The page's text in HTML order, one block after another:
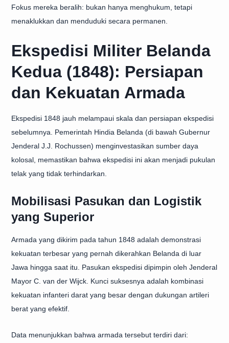
Fokus mereka beralih: bukan hanya menghukum, tetapi
menaklukkan dan menduduki secara permanen.
Ekspedisi Militer Belanda
Kedua (1848): Persiapan
dan Kekuatan Armada
Ekspedisi 1848 jauh melampaui skala dan persiapan ekspedisi
sebelumnya. Pemerintah Hindia Belanda (di bawah Gubernur
Jenderal J.J. Rochussen) menginvestasikan sumber daya
kolosal, memastikan bahwa ekspedisi ini akan menjadi pukulan
telak yang tidak terhindarkan.
Mobilisasi Pasukan dan Logistik
yang Superior
Armada yang dikirim pada tahun 1848 adalah demonstrasi
kekuatan terbesar yang pernah dikerahkan Belanda di luar
Jawa hingga saat itu. Pasukan ekspedisi dipimpin oleh Jenderal
Mayor C. van der Wijck. Kunci suksesnya adalah kombinasi
kekuatan infanteri darat yang besar dengan dukungan artileri
berat yang efektif.
Data menunjukkan bahwa armada tersebut terdiri dari: